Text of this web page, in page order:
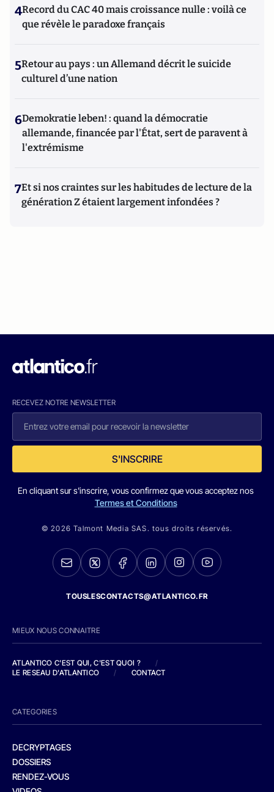
4Record du CAC 40 mais croissance nulle : voilà ce
que révèle le paradoxe français
5Retour au pays : un Allemand décrit le suicide
culturel d’une nation
6Demokratie leben! : quand la démocratie
allemande, financée par l'État, sert de paravent à
l'extrémisme
7Et si nos craintes sur les habitudes de lecture de la
génération Z étaient largement infondées ?
RECEVEZ NOTRE NEWSLETTER
S'INSCRIRE
En cliquant sur s'inscrire, vous confirmez que vous acceptez nos
Termes et Conditions
© 2026 Talmont Media SAS. tous droits réservés.
TOUSLESCONTACTS@ATLANTICO.FR
MIEUX NOUS CONNAITRE
ATLANTICO C'EST QUI, C'EST QUOI ?
/
LE RESEAU D'ATLANTICO
/ CONTACT
CATEGORIES
DECRYPTAGES
DOSSIERS
RENDEZ-VOUS